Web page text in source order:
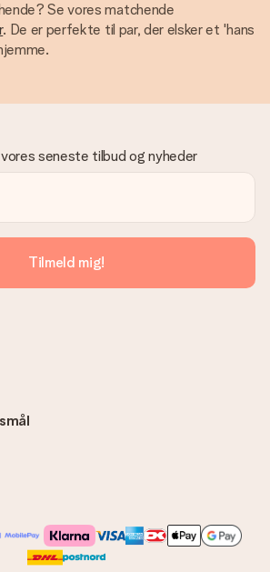
Se vores matchende
. De er perfekte til par, der elsker et 'hans
seneste tilbud og nyheder
Tilmeld mig!